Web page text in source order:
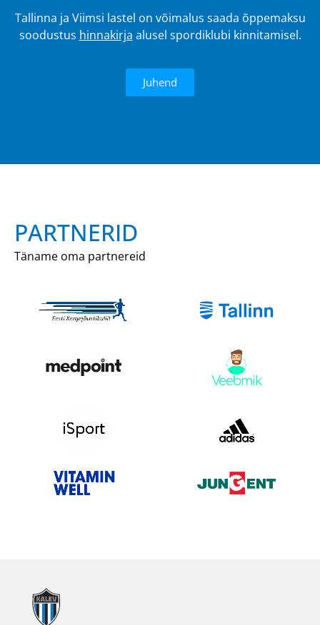
Tallinna ja Viimsi lastel on võimalus saada õppemaksu
soodustus hinnakirja alusel spordiklubi kinnitamisel.
Juhend
PARTNERID
Täname oma partnereid